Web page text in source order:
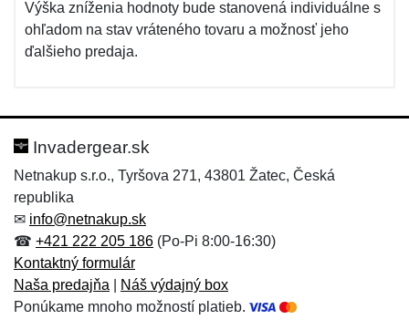
Výška zníženia hodnoty bude stanovená individuálne s
ohľadom na stav vráteného tovaru a možnosť jeho
ďalšieho predaja.
Invadergear.sk
Netnakup s.r.o., Tyršova 271, 43801 Žatec, Česká
republika
✉ info@netnakup.sk
☎ +421 222 205 186 (Po-Pi 8:00-16:30)
Kontaktný formulár
Naša predajňa
Náš výdajný box
Ponúkame mnoho možností platieb.